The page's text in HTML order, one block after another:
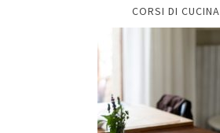
CORSI DI CUCINA